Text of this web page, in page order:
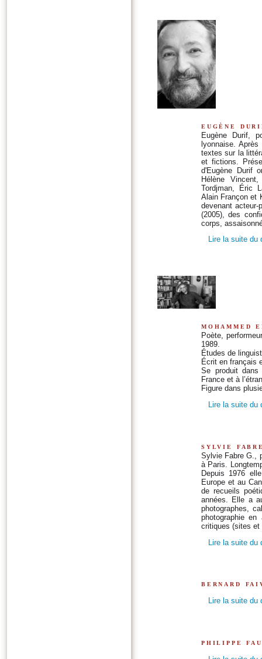
eugène
Eugène Durif,
lyonnaise.
textes sur la
et fictions.
d'Eugène Durif
Hélène
Tordjman, Éric
Alain Françon et
devenant
(2005), des
corps,
Lire la suite du
mohammed
Poète,
1989.
Études de
Écrit en français
Se produit
France et à
Figure dans
Lire la suite du
sylvie
Sylvie Fabre G.,
à Paris.
Depuis 1976
Europe et au
de recueils
années. Elle a
photographes,
photographie
critiques (sites et
Lire la suite du
bernard
Lire la suite du
philippe